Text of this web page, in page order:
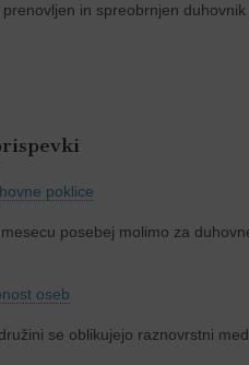
in spreobrnjen
poklice
posebej molimo za
oseb
se oblikujejo raznovrstni